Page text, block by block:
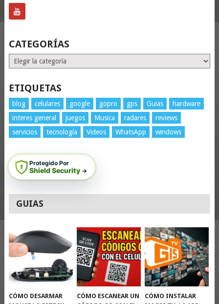
CATEGORÍAS
Categorías
ETIQUETAS
blog celulares google gopro gps Guias
hardware
interes general
juegos Musica radares
reviews
servicios
tecnología Videos WhatsApp windows
Protegido Por
Shield Security →
GUIAS
CÓMO DESARMAR
CÓMO ESCANEAR UN
CÓMO INSTALAR